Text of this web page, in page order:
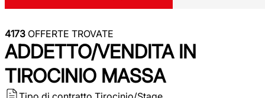
4173 OFFERTE TROVATE
ADDETTO/VENDITA IN
TIROCINIO MASSA